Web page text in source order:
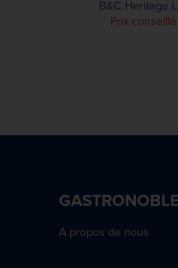
B&C Heritage
Prix
A propos de nous